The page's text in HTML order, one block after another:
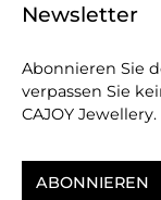
Newsletter
Abonnieren Sie
verpassen Sie
CAJOY Jewellery.
ABONNIEREN